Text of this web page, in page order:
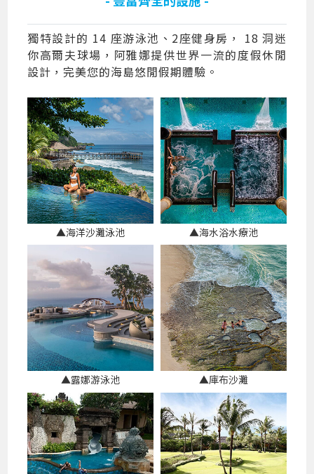
獨特設計的 14 座游泳池、2座健身房， 18 洞迷
你高爾夫球場，阿雅娜提供世界一流的度假休閒
設計，完美您的海島悠閒假期體驗。
▲海洋沙灘泳池 ▲海水浴水療池
▲露娜游泳池 ▲庫布沙灘